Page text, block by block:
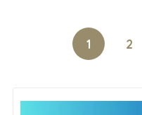
1 2